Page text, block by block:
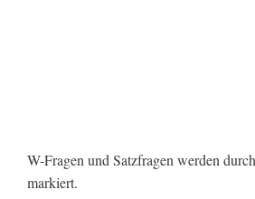
W-Fragen und Satzfragen werden
markiert.